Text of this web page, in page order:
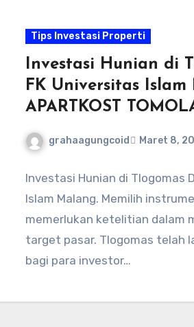
Tips Investasi Properti
Investasi Hunian di
FK Universitas Islam
APARTKOST
grahaagungcoid Maret 8,
Investasi Hunian di Tlogomas
Islam Malang. Memilih
memerlukan ketelitian dalam
target pasar. Tlogomas telah
bagi para investor…